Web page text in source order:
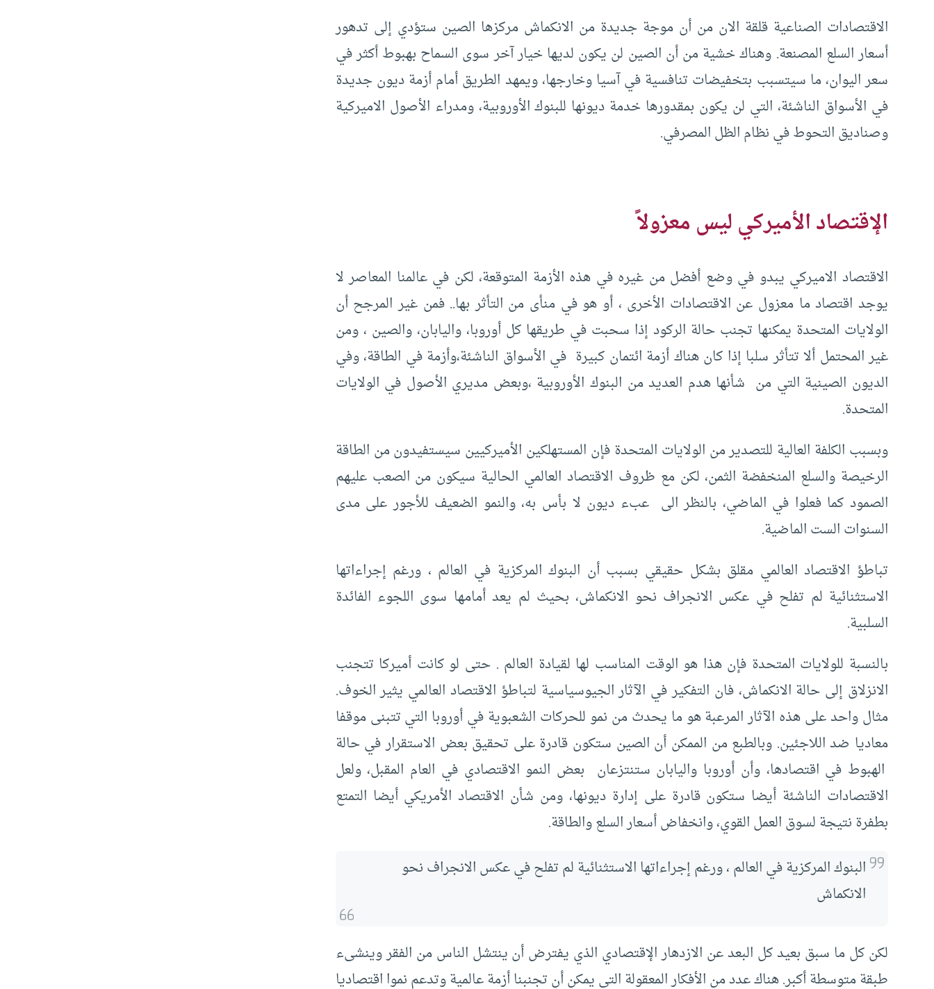
الاقتصادات الصناعية قلقة الان من أن موجة جديدة من الانكماش مركزها الصين ستؤدي إلى تدهور
أسعار السلع المصنعة. وهناك خشية من أن الصين لن يكون لديها خيار آخر سوى السماح بهبوط أكثر في
سعر اليوان، ما سيتسبب بتخفيضات تنافسية في آسيا وخارجها، ويمهد الطريق أمام أزمة ديون جديدة
في الأسواق الناشئة، التي لن يكون بمقدورها خدمة ديونها للبنوك الأوروبية، ومدراء الأصول الاميركية
وصناديق التحوط في نظام الظل المصرفي.
الإقتصاد الأميركي ليس معزولاً
الاقتصاد الاميركي يبدو في وضع أفضل من غيره في هذه الأزمة المتوقعة، لكن في عالمنا المعاصر لا
يوجد اقتصاد ما معزول عن الاقتصادات الأخرى ، أو هو في منأى من التأثر بها.. فمن غير المرجح أن
الولايات المتحدة يمكنها تجنب حالة الركود إذا سحبت في طريقها كل أوروبا، واليابان، والصين ، ومن
غير المحتمل ألا تتأثر سلبا إذا كان هناك أزمة ائتمان كبيرة في الأسواق الناشئة،وأزمة في الطاقة، وفي
الديون الصينية التي من شأنها هدم العديد من البنوك الأوروبية ،وبعض مديري الأصول في الولايات
المتحدة.
وبسبب الكلفة العالية للتصدير من الولايات المتحدة فإن المستهلكين الأميركيين سيستفيدون من الطاقة
الرخيصة والسلع المنخفضة الثمن، لكن مع ظروف الاقتصاد العالمي الحالية سيكون من الصعب عليهم
الصمود كما فعلوا في الماضي، بالنظر الى عبء ديون لا بأس به، والنمو الضعيف للأجور على مدى
السنوات الست الماضية.
تباطؤ الاقتصاد العالمي مقلق بشكل حقيقي بسبب أن البنوك المركزية في العالم ، ورغم إجراءاتها
الاستثنائية لم تفلح في عكس الانجراف نحو الانكماش، بحيث لم يعد أمامها سوى اللجوء الفائدة
السلبية.
بالنسبة للولايات المتحدة فإن هذا هو الوقت المناسب لها لقيادة العالم . حتى لو كانت أميركا تتجنب
الانزلاق إلى حالة الانكماش، فان التفكير في الآثار الجيوسياسية لتباطؤ الاقتصاد العالمي يثير الخوف.
مثال واحد على هذه الآثار المرعبة هو ما يحدث من نمو للحركات الشعبوية في أوروبا التي تتبنى موقفا
معاديا ضد اللاجئين. وبالطبع من الممكن أن الصين ستكون قادرة على تحقيق بعض الاستقرار في حالة
الهبوط في اقتصادها، وأن أوروبا واليابان ستنتزعان بعض النمو الاقتصادي في العام المقبل، ولعل
الاقتصادات الناشئة أيضا ستكون قادرة على إدارة ديونها، ومن شأن الاقتصاد الأمريكي أيضا التمتع
بطفرة نتيجة لسوق العمل القوي، وانخفاض أسعار السلع والطاقة.
البنوك المركزية في العالم ، ورغم إجراءاتها الاستثنائية لم تفلح في عكس الانجراف نحو
الانكماش
لكن كل ما سبق بعيد كل البعد عن الازدهار الإقتصادي الذي يفترض أن ينتشل الناس من الفقر وينشىء
طبقة متوسطة أكبر. هناك عدد من الأفكار المعقولة التي يمكن أن تجنبنا أزمة عالمية وتدعم نموا اقتصاديا